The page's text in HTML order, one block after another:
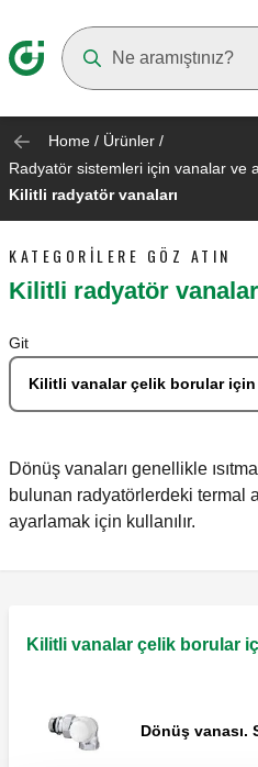
Home / Ürünler /
Radyatör sistemleri için vanalar ve
Kilitli radyatör vanaları
KATEGORILERE GÖZ ATIN
Kilitli radyatör
Git
Kilitli vanalar çelik borular için
Dönüş vanaları genellikle
bulunan radyatörlerdeki termal
ayarlamak için kullanılır.
Kilitli vanalar çelik borular
Dönüş vanası.